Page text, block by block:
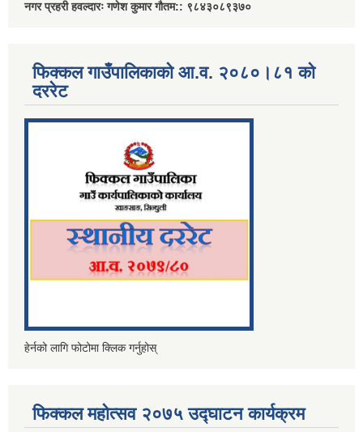
नगर प्रहरी हवल्दारः गणेश कुमार गौतम:: ९८४३०८९३७०
फिक्कल गाउँपालिकाको आ.व. २०८०।८१ को
दररेट
हेर्नको लागि फोटोमा क्लिक गर्नुहोस्
फिक्कल महोत्सव २०७५ उद्घाटन कार्यक्रम